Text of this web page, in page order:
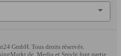
GmbH. Tous droits réservés.
Media et Smyle font partie